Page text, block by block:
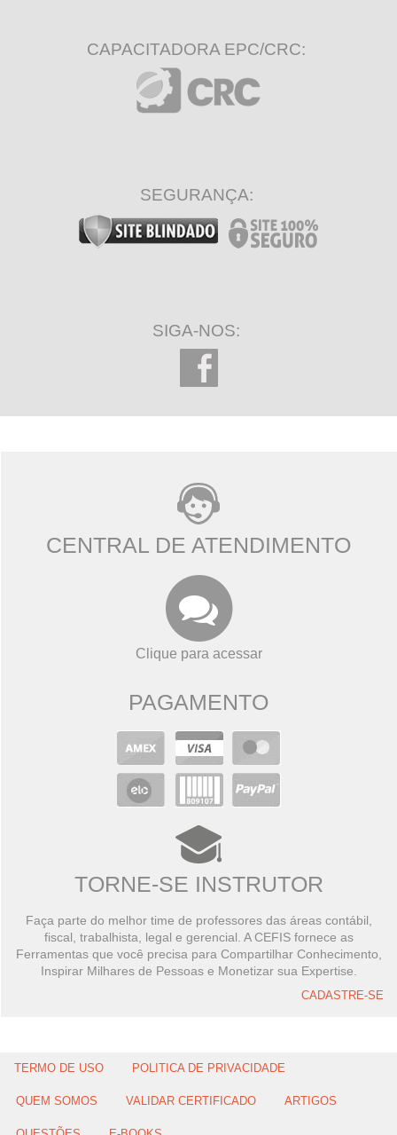
CAPACITADORA EPC/CRC:
SEGURANÇA:
SIGA-NOS:
CENTRAL DE ATENDIMENTO
Clique para acessar
PAGAMENTO
TORNE-SE INSTRUTOR
Faça parte do melhor time de professores das áreas contábil,
fiscal, trabalhista, legal e gerencial. A CEFIS fornece as
Ferramentas que você precisa para Compartilhar Conhecimento,
Inspirar Milhares de Pessoas e Monetizar sua Expertise.
CADASTRE-SE
TERMO DE USO POLITICA DE PRIVACIDADE
QUEM SOMOS VALIDAR CERTIFICADO ARTIGOS